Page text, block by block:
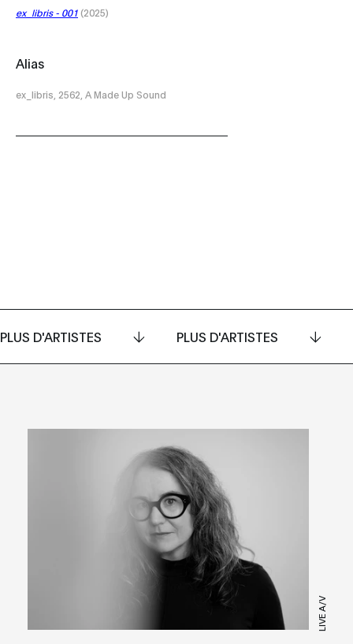
ex_libris - 001 (2025)
Alias
ex_libris, 2562, A Made Up Sound
PLUS D'ARTISTES PLUS D'ARTISTES
LIVE A/V